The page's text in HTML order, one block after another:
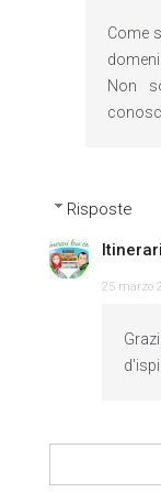
Come
Non
Risposte
25 marzo